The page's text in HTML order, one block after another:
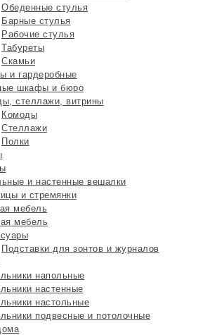
Обеденные стулья
Барные стулья
Рабочие стулья
Табуреты
Скамьи
и гардеробные
шкафы и бюро
стеллажи, витрины
Комоды
Стеллажи
Полки
и настенные вешалки
и стремянки
мебель
мебель
Подставки для зонтов и журналов
напольные
настенные
настольные
подвесные и потолочные